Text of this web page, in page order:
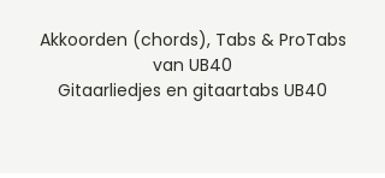
Akkoorden (chords), Tabs & ProTabs
van UB40
Gitaarliedjes en gitaartabs UB40